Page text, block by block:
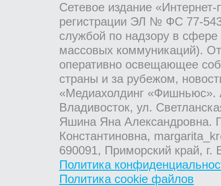
Сетевое издание
регистрации ЭЛ № ФС 77-
службой по надзору в
массовых коммуникаций).
оперативно освещающее
страны и за рубежом,
«Медиахолдинг «Фишньюс».
Владивосток, ул.
Яшина Яна Александровна.
Константиновна,
690091, Приморский край,
Политика
Политика cookie файлов